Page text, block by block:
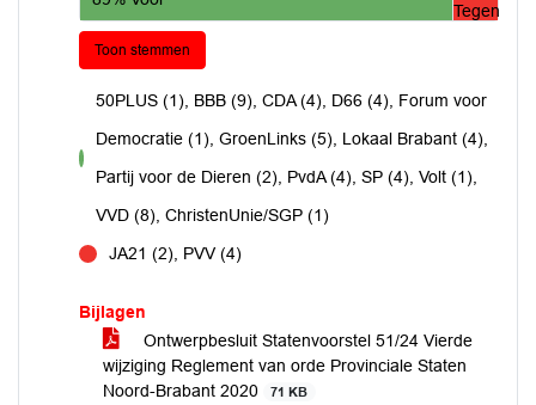
Tegen
Toon stemmen
voor
50PLUS (1), BBB (9), CDA (4), D66 (4), Forum voor
Democratie (1), GroenLinks (5), Lokaal Brabant (4),
Partij voor de Dieren (2), PvdA (4), SP (4), Volt (1),
VVD (8), ChristenUnie/SGP (1)
JA21 (2), PVV (4)
Bijlagen
Ontwerpbesluit Statenvoorstel 51/24 Vierde
wijziging Reglement van orde Provinciale Staten
Noord-Brabant 2020
71 KB